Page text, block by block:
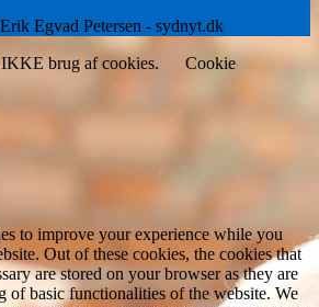
Egvad Petersen - sydnyt.dk
brug af cookies.
Cookie
to improve your experience while you
Out of these cookies, the cookies that
are stored on your browser as they are
of basic functionalities of the website. We